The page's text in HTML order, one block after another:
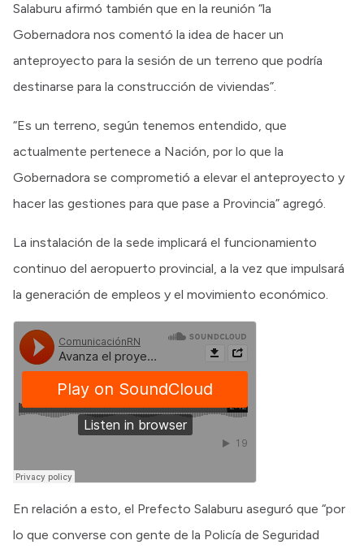
Salaburu afirmó también que en la reunión “la
Gobernadora nos comentó la idea de hacer un
anteproyecto para la sesión de un terreno que podría
destinarse para la construcción de viviendas”.
“Es un terreno, según tenemos entendido, que
actualmente pertenece a Nación, por lo que la
Gobernadora se comprometió a elevar el anteproyecto y
hacer las gestiones para que pase a Provincia” agregó.
La instalación de la sede implicará el funcionamiento
continuo del aeropuerto provincial, a la vez que impulsará
la generación de empleos y el movimiento económico.
En relación a esto, el Prefecto Salaburu aseguró que “por
lo que converse con gente de la Policía de Seguridad